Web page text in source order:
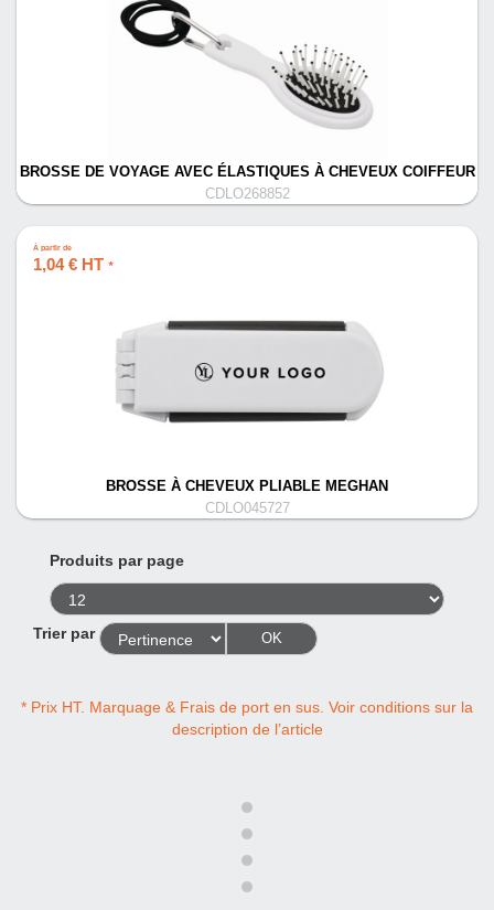
BROSSE DE VOYAGE AVEC ÉLASTIQUES À CHEVEUX COIFFEUR
CDLO268852
À partir de
1,04 € HT *
BROSSE À CHEVEUX PLIABLE MEGHAN
CDLO045727
Produits par page
Trier par OK
* Prix HT. Marquage & Frais de port en sus. Voir conditions sur la
description de l’article